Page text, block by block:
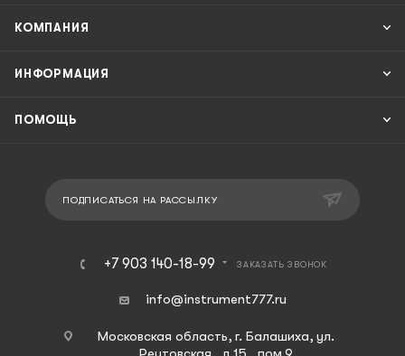
КОМПАНИЯ
ИНФОРМАЦИЯ
ПОМОЩЬ
ПОДПИСАТЬСЯ НА РАССЫЛКУ
+7 903 140-18-99 ЗАКАЗАТЬ ЗВОНОК
info@instrument777.ru
Московская область, г. Балашиха, ул.